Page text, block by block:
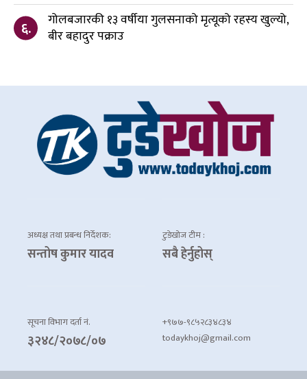
६.
गोलबजारकी १३ वर्षीया गुलसनाको मृत्यूको रहस्य खुल्यो,
बीर बहादुर पक्राउ
अध्यक्ष तथा प्रबन्ध निर्देशक:
सन्तोष कुमार यादव
टुडेखोज टीम :
सबै हेर्नुहोस्
सूचना विभाग दर्ता नं.
३२४८/२०७८/०७
+९७७-९८५२८३४८३४
todaykhoj@gmail.com